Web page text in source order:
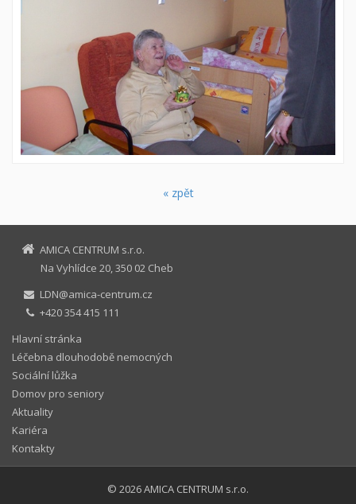
« zpět
AMICA CENTRUM s.r.o.
Na Vyhlídce 20, 350 02 Cheb
LDN@amica-centrum.cz
+420 354 415 111
Hlavní stránka
Léčebna dlouhodobě nemocných
Sociální lůžka
Domov pro seniory
Aktuality
Kariéra
Kontakty
© 2026AMICA CENTRUM s.r.o.